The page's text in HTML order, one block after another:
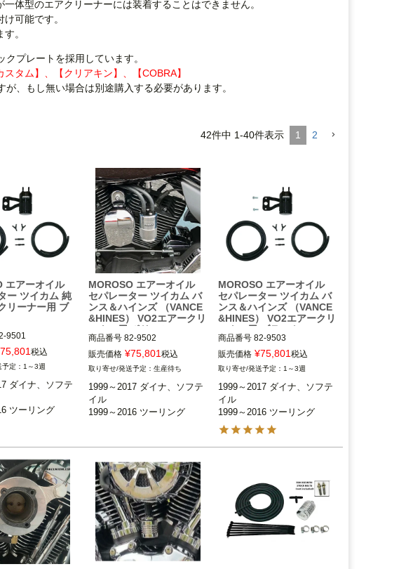
体型のエアクリーナーには装着することはできません。
可能です。
。
プレートを採用しています。
タム】、【クリアキン】、【COBRA】
、もし無い場合は別途購入する必要があります。
42件中 1-40件表示 1 2
エアーオイル
ー ツイカム 純
リーナー用 ブ
9501
ダイナ、ソフテイ
、FLHR
75,801税込
1～3週
ダイナ、ソフテ
ツーリング
MOROSO エアーオイル
セパレーター ツイカム バ
ンス＆ハインズ （VANCE
&HINES） VO2エアークリ
ーナー用 ポリッシュ
商品番号 82-9502
1999～2017 ダイナ、ソフテイ
ル
T、FLTR、FLHX、FLHR
MOROSO（モロソ）
販売価格 ¥75,801税込
生産待ち
1999～2017 ダイナ、ソフテ
イル
1999～2016 ツーリング
MOROSO エアーオイル
セパレーター ツイカム バ
ンス＆ハインズ （VANCE
&HINES） VO2エアークリ
ーナー用 ブラック
商品番号82-9503
1999～2017 ダイナ、ソフテイ
ル
T、FLTR、FLHX、FLHR
販売価格 ¥75,801税込
1～3週
1999～2017 ダイナ、ソフテ
イル
1999～2016 ツーリング